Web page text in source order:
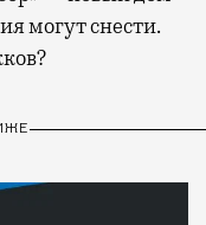
могут снести.